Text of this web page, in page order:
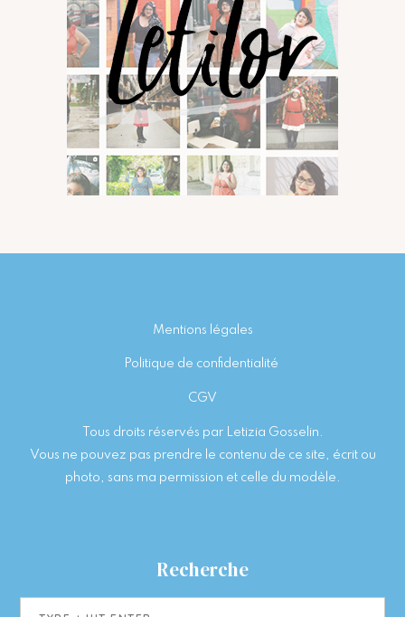
Mentions légales
Politique de confidentialité
CGV
Tous droits réservés par Letizia Gosselin.
Vous ne pouvez pas prendre le contenu de ce site, écrit ou
photo, sans ma permission et celle du modèle.
Recherche